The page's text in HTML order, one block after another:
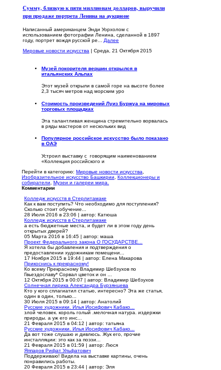
Сумму, близкую к пяти миллионам долларов, выручили
при продаже портрета Ленина на аукционе
Написанный американцем Энди Уорхолом с
использованием фотографии Ленина, сделанной в 1897
году, портрет вождя русской ре... Далее
Мировые новости искусства | Среда, 21 Октября 2015
Музей покорителя вершин открылся в
итальянских Альпах
Этот музей открыли в самой горе на высоте более
2,3 тысяч метров над морским уро
Стоимость произведений Луиз Буржуа на мировых
торговых площадках
Эта талантливая женщина стремительно ворвалась
в ряды мастеров от нескольких вид
Популярное российское искусство было показано
в ОАЭ
Устроил выставку с говорящим наименованием
«Коллекция российского и
Перейти в категорию: Мировые новости искусства
Изобразительное искусство Башкирии
Коллекционеры и
собиратели
Музеи и галереи мира.
Комментарии
Колледж искусств в Стерлитамаке
Как к вам поступить? Что необходимо для поступления?
Сколько стоит обучение...
28 Июля 2016 в 23:06 | автор: Катюша
Колледж искусств в Стерлитамаке
а есть бюджетные места, и будет ли в этом году день
открытых дверей?
05 Марта 2016 в 16:45 | автор: маша
Проект Федерального закона О ГОСУДАРСТВЕ...
Я хотела бы добавления и подтверждения о
предоставлении художникам помещени...
17 Ноября 2015 в 19:44 | автор: Елена Макарова
Прикоснись к прекрасному!
Ко всему Прекрасному Владимир Шебзухов по
Гвьездославу* Сорвал цветок и он ...
12 Октября 2015 в 00:07 | автор: Владимир Шебзухов
Солнечная лирика Александра Бурзянцева
Кто у кого сплагиатил статью, интересно? Эта же статья,
один в один, только...
30 Июля 2015 в 09:14 | автор: Анатолий
Русские художники. Илья Иосифович Кабако...
злой человек. король голый .мелочная натура. издержки
природы. а уж его инс...
21 Февраля 2015 в 04:12 | автор: татьяна
Русские художники. Илья Иосифович Кабако...
Да вот тоже слушаю и дивлюсь. Жук его, прочие
инсталляции: это как за поэзи...
21 Февраля 2015 в 01:59 | автор: Люся
Яппаров Рифат Ульфатович
Поддерживаю! Видела на выставке картины, очень
понравились работы.
20 Февраля 2015 в 23:44 | автор: Эля